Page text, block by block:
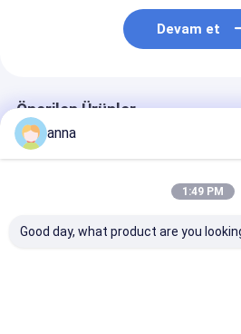
Devam et
Önerilen Ürünler
anna
1:49 PM
Good day, what product are you